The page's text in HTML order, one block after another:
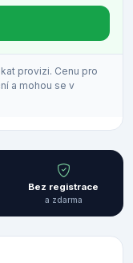
provizi. Cenu pro
a mohou se v
Bez registrace
a zdarma